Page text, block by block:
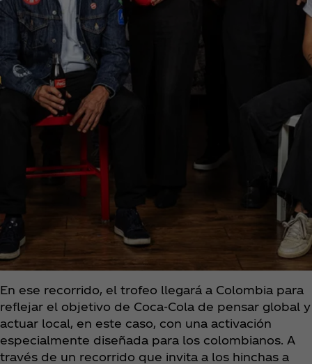
En ese recorrido, el trofeo llegará a Colombia para
reflejar el objetivo de Coca‑Cola de pensar global y
actuar local, en este caso, con una activación
especialmente diseñada para los colombianos. A
través de un recorrido que invita a los hinchas a